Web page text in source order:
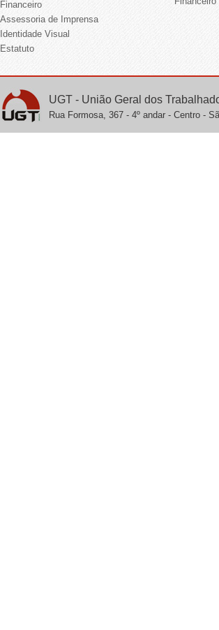
Financeiro
Assessoria de Imprensa
Identidade Visual
Estatuto
UGT - União Geral dos
Rua Formosa, 367 - 4º andar - Centro -